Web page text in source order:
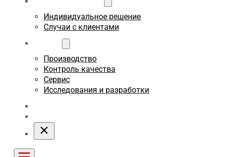
Индивидуальное решение
Случаи с клиентами
Производство
Контроль качества
Сервис
Исследования и разработки